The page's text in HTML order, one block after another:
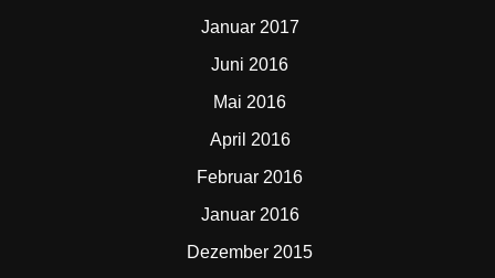
Januar 2017
Juni 2016
Mai 2016
April 2016
Februar 2016
Januar 2016
Dezember 2015